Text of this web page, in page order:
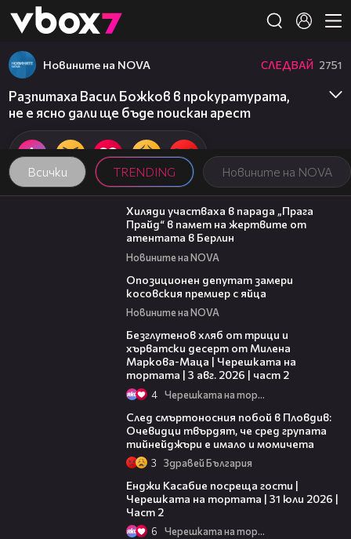
👾
Всички TRENDING Новините на NOVA
Новините на NOVA СЛЕДВАЙ 2751
Разпитаха Васил Божков в прокуратурата,
не е ясно дали ще бъде поискан арест
02:23
Хиляди участваха в парада „Прага
Прайд“ в памет на жертвите от
атентата в Берлин
Новините на NOVA
Опозиционен депутат замери
косовския премиер с яйца
Новините на NOVA
Безглутенов хляб от трици и
хърватски десерт от Милена
Маркова-Маца | Черешката на
тортата | 3 авг. 2026 | част 2
4 Черешката на тортата
След смъртоносния побой в Пловдив:
Очевидци твърдят, че сред групата
тийнейджъри е имало и момичета
3 Здравей България
Енджи Касабие посреща гости |
Черешката на тортата | 31 юли 2026 |
Част 2
6 Черешката на тортата